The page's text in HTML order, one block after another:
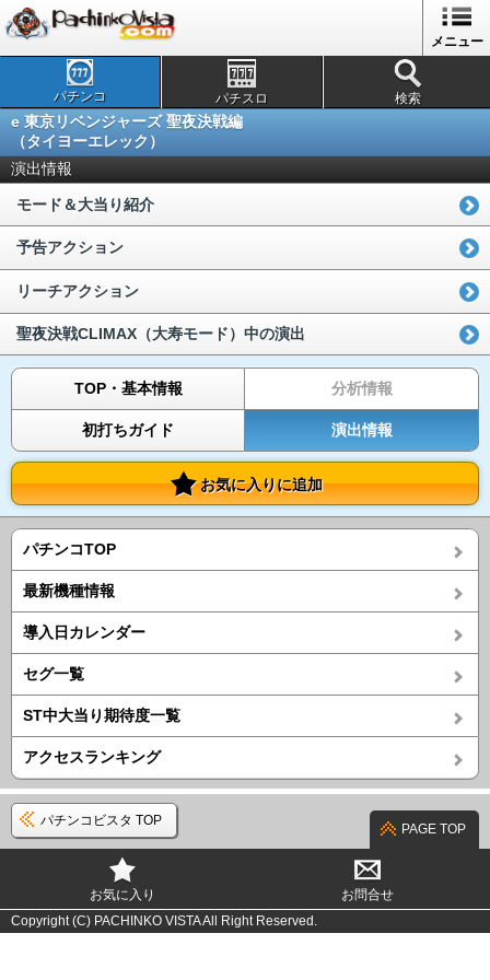
メニュー
パチンコ パチスロ 検索
e 東京リベンジャーズ 聖夜決戦編
（タイヨーエレック）
演出情報
モード＆大当り紹介
予告アクション
リーチアクション
聖夜決戦CLIMAX（大寿モード）中の演出
TOP・基本情報 分析情報
初打ちガイド 演出情報
お気に入りに追加
パチンコTOP
最新機種情報
導入日カレンダー
セグ一覧
ST中大当り期待度一覧
アクセスランキング
パチンコビスタ TOP
PAGE TOP
お気に入り
お問合せ
Copyright (C) PACHINKO VISTA All Right Reserved.